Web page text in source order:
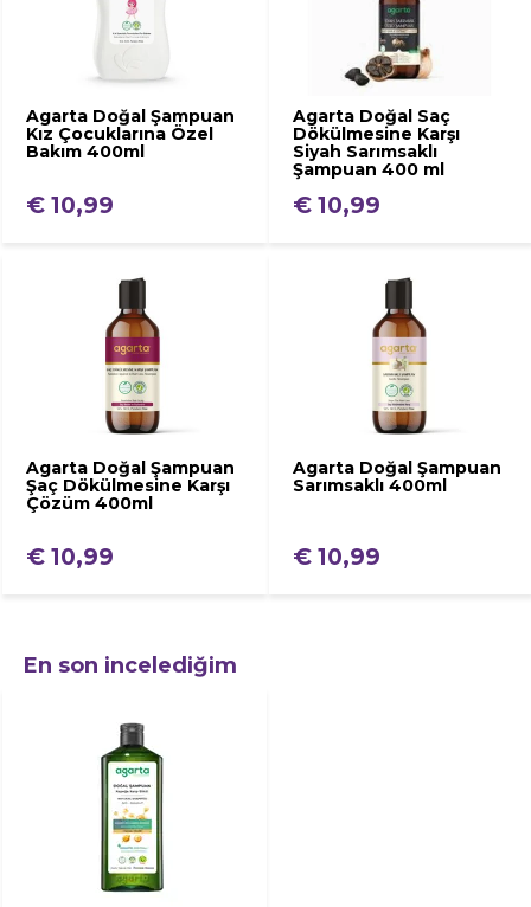
Agarta Doğal Şampuan
Kız Çocuklarına Özel
Bakım 400ml
€ 10,99
Agarta Doğal Saç
Dökülmesine Karşı
Siyah Sarımsaklı
Şampuan 400 ml
€ 10,99
Agarta Doğal Şampuan
Şaç Dökülmesine Karşı
Çözüm 400ml
€ 10,99
Agarta Doğal Şampuan
Sarımsaklı 400ml
€ 10,99
En son incelediğim